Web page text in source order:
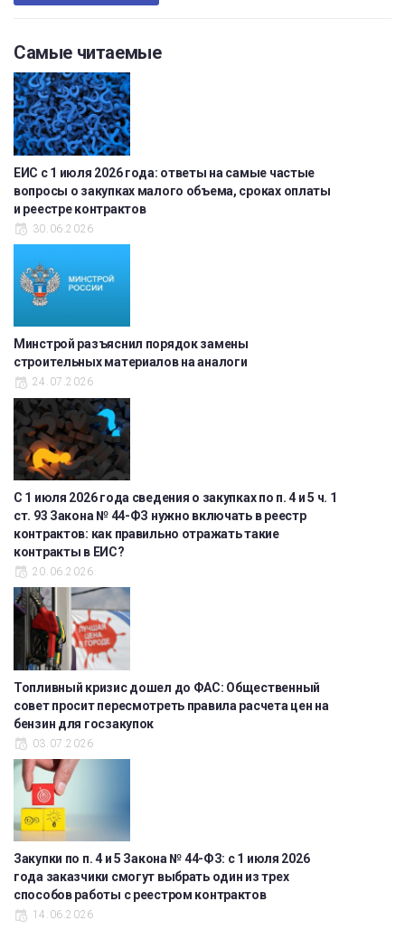
Самые читаемые
ЕИС с 1 июля 2026 года: ответы на самые частые
вопросы о закупках малого объема, сроках оплаты
и реестре контрактов
30.06.2026
Минстрой разъяснил порядок замены
строительных материалов на аналоги
24.07.2026
С 1 июля 2026 года сведения о закупках по п. 4 и 5 ч. 1
ст. 93 Закона № 44-ФЗ нужно включать в реестр
контрактов: как правильно отражать такие
контракты в ЕИС?
20.06.2026
Топливный кризис дошел до ФАС: Общественный
совет просит пересмотреть правила расчета цен на
бензин для госзакупок
03.07.2026
Закупки по п. 4 и 5 Закона № 44-ФЗ: с 1 июля 2026
года заказчики смогут выбрать один из трех
способов работы с реестром контрактов
14.06.2026